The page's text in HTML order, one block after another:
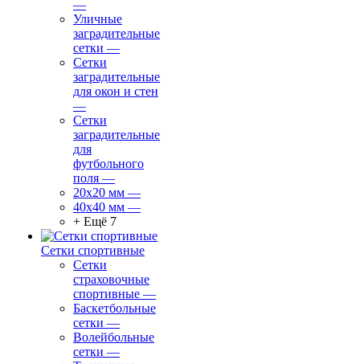
—
Уличные
заградительные
сетки —
Сетки
заградительные
для окон и стен
—
Сетки
заградительные
для
футбольного
поля —
20х20 мм —
40х40 мм —
+ Ещё 7
Сетки спортивные
Сетки
страховочные
спортивные —
Баскетбольные
сетки —
Волейбольные
сетки —